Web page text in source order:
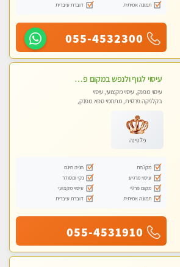
תמונה אמיתית
דוברת עיברית
055-4532300
עיסוי לגוף ולנפש במקום פרטי ואיכותי
עיסוי מפנק, עיסוי מקצועי, עיסוי
בקלניקה פרטית, מתחמי ספא מפנק,
פלטינה
מקלחת
חניה חינם
עיסוי מרגיע
נקי ומסודר
מקום פרטי
עיסוי מקצועי
תמונה אמיתית
דוברת עיברית
055-4531910